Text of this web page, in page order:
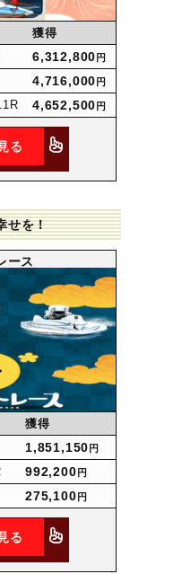
獲得
6,312,800 円
4,716,000 円
4,652,500 円
る
せを！
ース
獲得
1,851,150 円
992,200 円
275,100 円
る